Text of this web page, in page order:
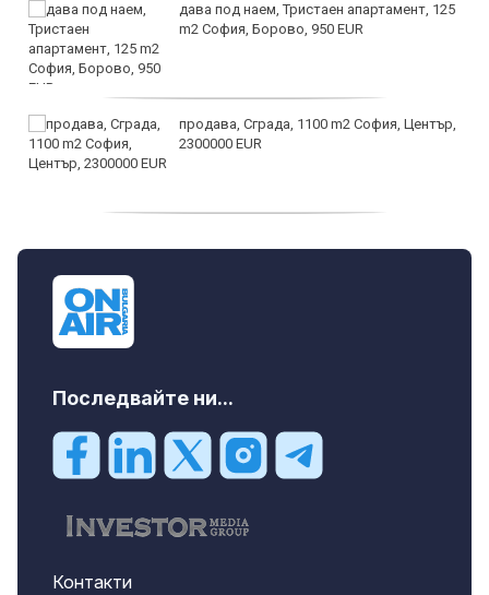
дава под наем, Тристаен апартамент, 125
m2 София, Борово, 950 EUR
продава, Сграда, 1100 m2 София, Център,
2300000 EUR
Последвайте ни...
Контакти